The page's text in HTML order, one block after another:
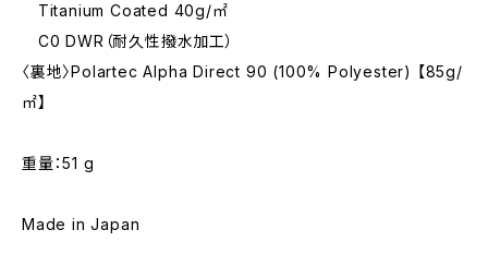
Titanium Coated 40g/㎡
C0 DWR（耐久性撥水加工）
〈裏地〉Polartec Alpha Direct 90 (100% Polyester) 【85g/
㎡】
重量：51 g
Made in Japan